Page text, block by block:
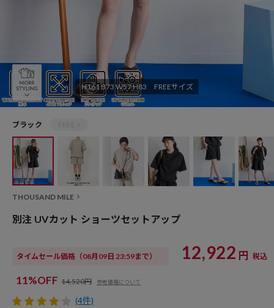
H161 B73 W57 H83 FREEサイズ
ブラック
THOUSAND MILE
別注 UVカット ショーツセットアップ
タイムセール価格 （08月09日 23:59まで） 12,922 円 税込
11%OFF 14,520円 参考価格について
(4件)